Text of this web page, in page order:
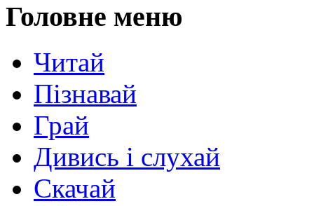
Головне меню
Читай
Пізнавай
Грай
Дивись і слухай
Скачай